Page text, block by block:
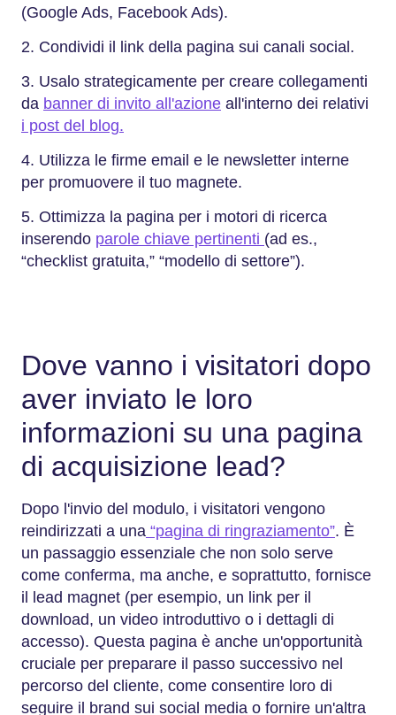
(Google Ads, Facebook Ads).
2. Condividi il link della pagina sui canali social.
3. Usalo strategicamente per creare collegamenti
da banner di invito all'azione all'interno dei relativi
i post del blog.
4. Utilizza le firme email e le newsletter interne
per promuovere il tuo magnete.
5. Ottimizza la pagina per i motori di ricerca
inserendo parole chiave pertinenti (ad es.,
“checklist gratuita,” “modello di settore”).
Dove vanno i visitatori dopo
aver inviato le loro
informazioni su una pagina
di acquisizione lead?
Dopo l'invio del modulo, i visitatori vengono
reindirizzati a una “pagina di ringraziamento”. È
un passaggio essenziale che non solo serve
come conferma, ma anche, e soprattutto, fornisce
il lead magnet (per esempio, un link per il
download, un video introduttivo o i dettagli di
accesso). Questa pagina è anche un'opportunità
cruciale per preparare il passo successivo nel
percorso del cliente, come consentire loro di
seguire il brand sui social media o fornire un'altra